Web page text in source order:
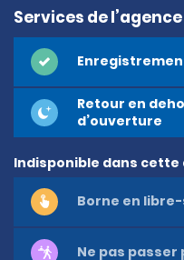
Services de l’agence
Retour en
d’ouverture
Indisponible dans cette
Borne en
Ne pas